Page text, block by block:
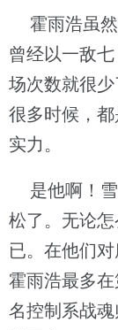
霍雨浩虽然
曾经以一敌
场次数就很少
很多时候，
实力。
是他啊！雪
松了。无论
已。在他们
霍雨浩最多
名控制系战